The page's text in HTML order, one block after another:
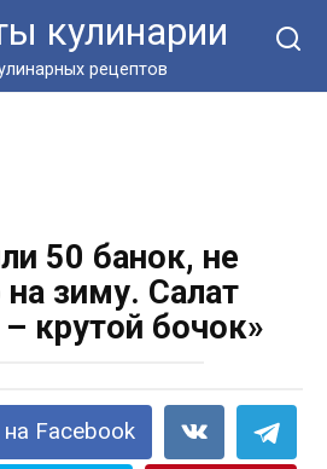
кулинарии
рецептов
50 банок, не
на зиму. Салат
крутой бочок»
Facebook